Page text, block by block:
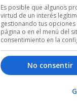
Es posible que algunos
virtud de un interés
gestionando tus
página o en el menú del
consentimiento en la
No consentir